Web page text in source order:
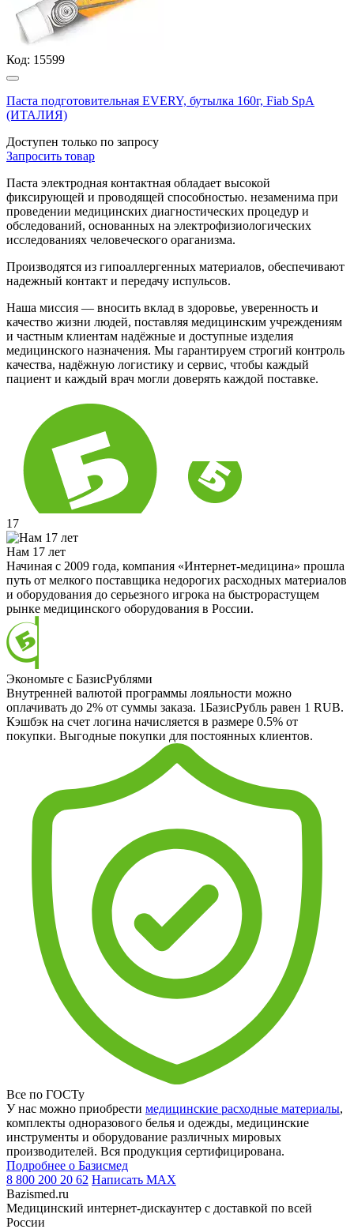
Код: 15599
Паста подготовительная EVERY, бутылка 160г, Fiab SpA
(ИТАЛИЯ)
Доступен только по запросу
Запросить товар
Паста электродная контактная обладает высокой
фиксирующей и проводящей способностью. незаменима при
проведении медицинских диагностических процедур и
обследований, основанных на электрофизиологических
исследованиях человеческого ораганизма.
Производятся из гипоаллергенных материалов, обеспечивают
надежный контакт и передачу испульсов.
Наша миссия — вносить вклад в здоровье, уверенность и
качество жизни людей, поставляя медицинским учреждениям
и частным клиентам надёжные и доступные изделия
медицинского назначения. Мы гарантируем строгий контроль
качества, надёжную логистику и сервис, чтобы каждый
пациент и каждый врач могли доверять каждой поставке.
17
Нам 17 лет
Начиная с 2009 года, компания «Интернет-медицина» прошла
путь от мелкого поставщика недорогих расходных материалов
и оборудования до серьезного игрока на быстрорастущем
рынке медицинского оборудования в России.
Экономьте с БазисРублями
Внутренней валютой программы лояльности можно
оплачивать до 2% от суммы заказа. 1БазисРубль равен 1 RUB.
Кэшбэк на счет логина начисляется в размере 0.5% от
покупки. Выгодные покупки для постоянных клиентов.
Все по ГОСТу
У нас можно приобрести медицинские расходные материалы,
комплекты одноразового белья и одежды, медицинские
инструменты и оборудование различных мировых
производителей. Вся продукция сертифицирована.
Подробнее о Базисмед
8 800 200 20 62 Написать MAX
Bazismed.ru
Медицинский интернет-дискаунтер с доставкой по всей
России